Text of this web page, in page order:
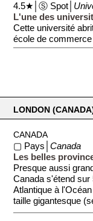
4.5★│Ⓢ Spot│
L'une des
Cette université
école de
LONDON
CANADA
▢ Pays│Canada
Les belles
Presque aussi
Canada s'étend sur
Atlantique à
taille gigantesque